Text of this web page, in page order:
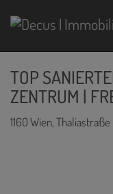
TOP
ZENTRUM |
1160 Wien, Thaliastraße